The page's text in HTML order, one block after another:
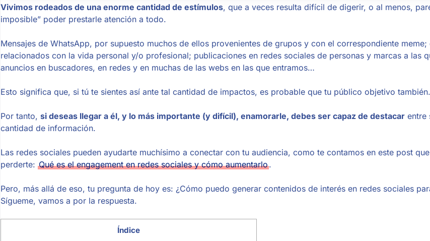
Vivimos rodeados de una enorme cantidad de estímulos, que a veces resulta difícil de digerir, o al menos,
imposible” poder prestarle atención a todo.
Mensajes de WhatsApp, por supuesto muchos de ellos provenientes de grupos y con el correspondiente meme;
relacionados con la vida personal y/o profesional; publicaciones en redes sociales de personas y marcas a las
anuncios en buscadores, en redes y en muchas de las webs en las que entramos…
Esto significa que, si tú te sientes así ante tal cantidad de impactos, es probable que tu público objetivo también.
Por tanto, si deseas llegar a él, y lo más importante (y difícil), enamorarle, debes ser capaz de destacar entre
cantidad de información.
Las redes sociales pueden ayudarte muchísimo a conectar con tu audiencia, como te contamos en este post
perderte: Qué es el engagement en redes sociales y cómo aumentarlo.
Pero, más allá de eso, tu pregunta de hoy es: ¿Cómo puedo generar contenidos de interés en redes sociales
Sígueme, vamos a por la respuesta.
Índice